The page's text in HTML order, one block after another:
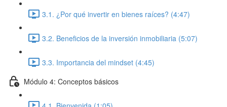
3.1. ¿Por qué invertir en bienes raíces? (4:47)
3.2. Beneficios de la inversión inmobiliaria (5:07)
3.3. Importancia del mindset (4:45)
Módulo 4: Conceptos básicos